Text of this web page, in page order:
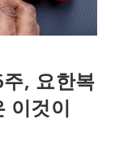
, 요한복
이것이